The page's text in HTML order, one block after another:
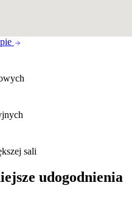
sali
udogodnienia